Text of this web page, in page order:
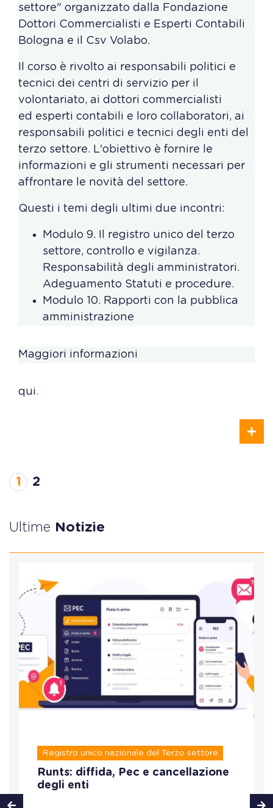
settore" organizzato dalla Fondazione
Dottori Commercialisti e Esperti Contabili
Bologna e il Csv Volabo.
Il corso è rivolto ai responsabili politici e
tecnici dei centri di servizio per il
volontariato, ai dottori commercialisti
ed esperti contabili e loro collaboratori, ai
responsabili politici e tecnici degli enti del
terzo settore. L'obiettivo è fornire le
informazioni e gli strumenti necessari per
affrontare le novità del settore.
Questi i temi degli ultimi due incontri:
Modulo 9. Il registro unico del terzo
settore, controllo e vigilanza.
Responsabilità degli amministratori.
Adeguamento Statuti e procedure.
Modulo 10. Rapporti con la pubblica
amministrazione
Maggiori informazioni
qui.
1 2
Ultime Notizie
Registro unico nazionale del Terzo settore
Runts: diffida, Pec e cancellazione
degli enti